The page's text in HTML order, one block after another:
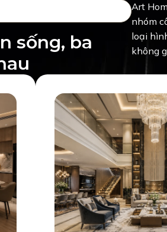
sống, ba
Art
nhóm
loại
không